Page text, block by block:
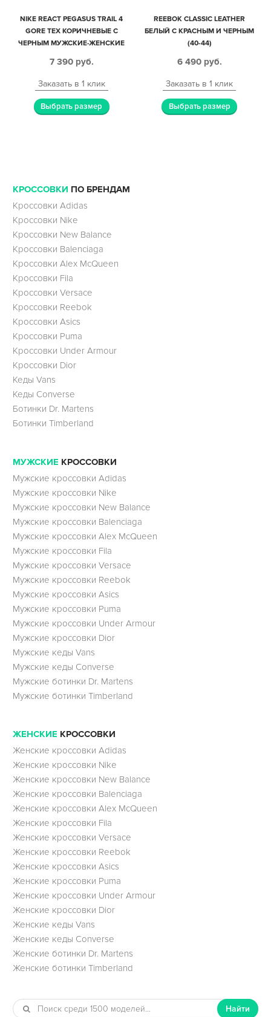
NIKE REACT PEGASUS TRAIL 4
GORE TEX КОРИЧНЕВЫЕ С
ЧЕРНЫМ МУЖСКИЕ-ЖЕНСКИЕ
7 390 руб.
Заказать в 1 клик
Выбрать размер
REEBOK CLASSIC LEATHER
БЕЛЫЙ С КРАСНЫМ И ЧЕРНЫМ
(40-44)
6 490 руб.
Заказать в 1 клик
Выбрать размер
КРОССОВКИ ПО БРЕНДАМ
Кроссовки Adidas
Кроссовки Nike
Кроссовки New Balance
Кроссовки Balenciaga
Кроссовки Alex McQueen
Кроссовки Fila
Кроссовки Versace
Кроссовки Reebok
Кроссовки Asics
Кроссовки Puma
Кроссовки Under Armour
Кроссовки Dior
Кеды Vans
Кеды Converse
Ботинки Dr. Martens
Ботинки Timberland
МУЖСКИЕ КРОССОВКИ
Мужские кроссовки Adidas
Мужские кроссовки Nike
Мужские кроссовки New Balance
Мужские кроссовки Balenciaga
Мужские кроссовки Alex McQueen
Мужские кроссовки Fila
Мужские кроссовки Versace
Мужские кроссовки Reebok
Мужские кроссовки Asics
Мужские кроссовки Puma
Мужские кроссовки Under Armour
Мужские кроссовки Dior
Мужские кеды Vans
Мужские кеды Converse
Мужские ботинки Dr. Martens
Мужские ботинки Timberland
ЖЕНСКИЕ КРОССОВКИ
Женские кроссовки Adidas
Женские кроссовки Nike
Женские кроссовки New Balance
Женские кроссовки Balenciaga
Женские кроссовки Alex McQueen
Женские кроссовки Fila
Женские кроссовки Versace
Женские кроссовки Reebok
Женские кроссовки Asics
Женские кроссовки Puma
Женские кроссовки Under Armour
Женские кроссовки Dior
Женские кеды Vans
Женские кеды Converse
Женские ботинки Dr. Martens
Женские ботинки Timberland
Найти